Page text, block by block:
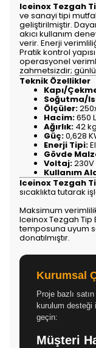
Iceinox Tezgah
ve sanayi tipi
geliştirilmiştir.
akıcı kullanım
verir. Enerji
Pratik kontrol
operasyonel
zahmetsizdir;
Teknik Özellikler
Kapı/
Soğutma/
Ölçüler:
Hacim:650 L
Ağırlık: 42 kg
Güç:0,628
Enerji Tipi:
Gövde
Voltaj:230V
Kullanım
Iceinox Tezgah
sıcaklıkta tutarak
Maksimum
Iceinox Tezgah Tip
temposuna uyum
donatılmıştır.
Kurumsal
Proje bazlı
kurulum desteği
geçin:
Müşteri